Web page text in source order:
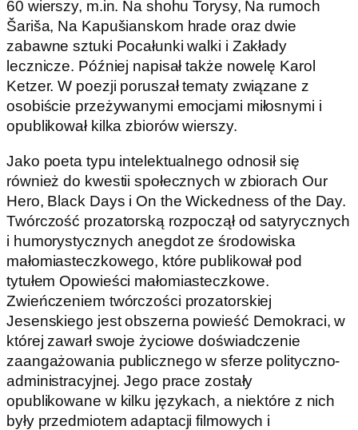
60 wierszy, m.in. Na shohu Torysy, Na rumoch
Šariša, Na Kapušianskom hrade oraz dwie
zabawne sztuki Pocałunki walki i Zakłady
lecznicze. Później napisał także nowelę Karol
Ketzer. W poezji poruszał tematy związane z
osobiście przeżywanymi emocjami miłosnymi i
opublikował kilka zbiorów wierszy.
Jako poeta typu intelektualnego odnosił się
również do kwestii społecznych w zbiorach Our
Hero, Black Days i On the Wickedness of the Day.
Twórczość prozatorską rozpoczął od satyrycznych
i humorystycznych anegdot ze środowiska
małomiasteczkowego, które publikował pod
tytułem Opowieści małomiasteczkowe.
Zwieńczeniem twórczości prozatorskiej
Jesenskiego jest obszerna powieść Demokraci, w
której zawarł swoje życiowe doświadczenie
zaangażowania publicznego w sferze polityczno-
administracyjnej. Jego prace zostały
opublikowane w kilku językach, a niektóre z nich
były przedmiotem adaptacji filmowych i